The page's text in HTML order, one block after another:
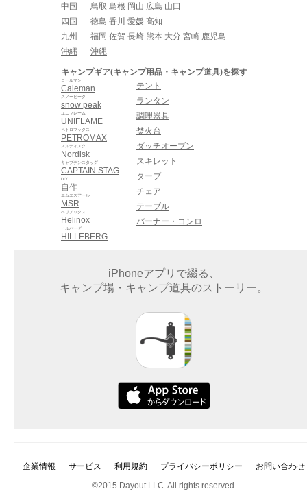
中国
鳥取 島根 岡山 広島 山口
四国
徳島 香川 愛媛 高知
九州
福岡 佐賀 長崎 熊本 大分 宮崎 鹿児島
沖縄
沖縄
キャンプギア(キャンプ用品・キャンプ道具)を探す
Caleman
コールマン
snow peak
スノーピーク
UNIFLAME
ユニフレーム
PETROMAX
ペトロマックス
Nordisk
ノルディスク
CAPTAIN STAG
キャプテンスタッグ
自作
DIY
MSR
エムエスアール
Helinox
ヘリノックス
HILLEBERG
ヒルバーグ
テント
ランタン
調理器具
焚火台
ダッチオーブン
スキレット
タープ
チェア
テーブル
バーナー・コンロ
iPhoneアプリで綴る、
キャンプ場・キャンプ道具のストーリー。
企業情報 サービス 利用規約 プライバシーポリシー
お問い合わせ
©2015 Dayout LLC. All rights reserved.